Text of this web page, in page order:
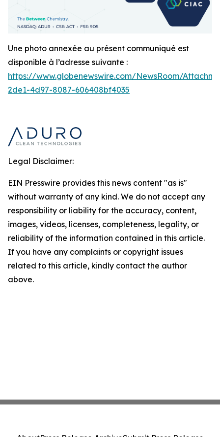
Une photo annexée au présent communiqué est
disponible à l’adresse suivante :
https://www.globenewswire.com/NewsRoom/
2de1-4d97-8087-606408bf4035
Legal Disclaimer:
EIN Presswire provides this news content "as is"
without warranty of any kind. We do not accept any
responsibility or liability for the accuracy, content,
images, videos, licenses, completeness, legality, or
reliability of the information contained in this article.
If you have any complaints or copyright issues
related to this article, kindly contact the author
above.